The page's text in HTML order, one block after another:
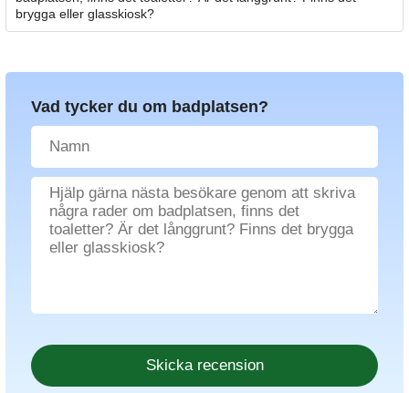
brygga eller glasskiosk?
Vad tycker du om badplatsen?